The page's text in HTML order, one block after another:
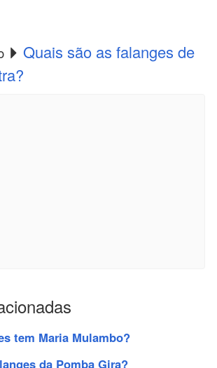
Quais são as falanges de
tem Maria Mulambo?
da Pomba Gira?